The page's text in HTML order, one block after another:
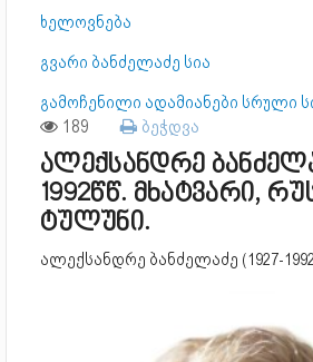
ხელოვნება
გვარი ბანძელაძე სია
გამოჩენილი ადამიანები სრული
189 ბეჭდვა
ალექსანდრე
1992წწ. მხატვარი,
ტულუნი.
ალექსანდრე ბანძელაძე (1927-